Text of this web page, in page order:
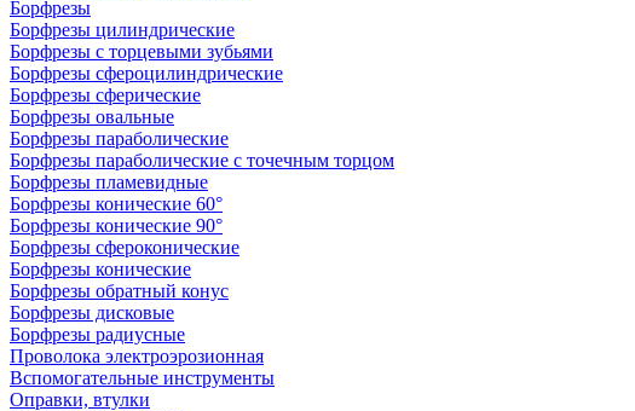
Борфрезы
Борфрезы цилиндрические
Борфрезы с торцевыми зубьями
Борфрезы сфероцилиндрические
Борфрезы сферические
Борфрезы овальные
Борфрезы параболические
Борфрезы параболические с точечным торцом
Борфрезы пламевидные
Борфрезы конические 60°
Борфрезы конические 90°
Борфрезы сфероконические
Борфрезы конические
Борфрезы обратный конус
Борфрезы дисковые
Борфрезы радиусные
Проволока электроэрозионная
Вспомогательные инструменты
Оправки, втулки